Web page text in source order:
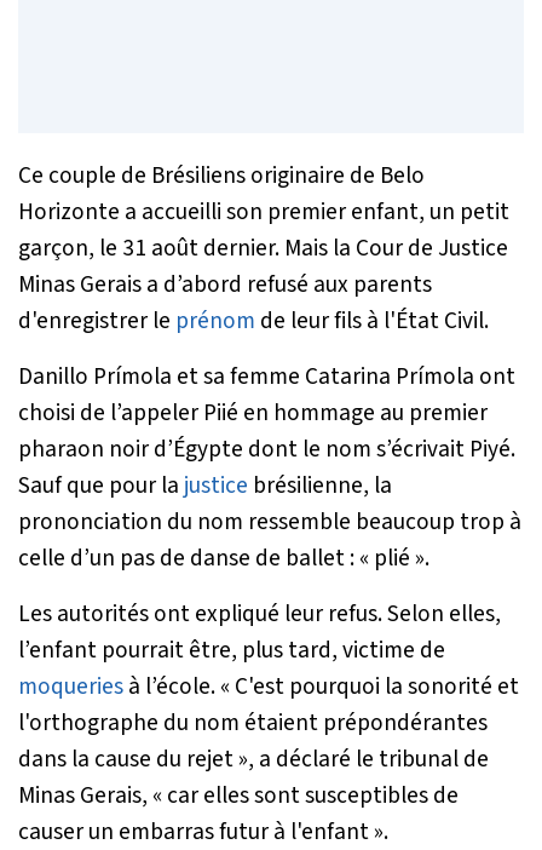
Ce couple de Brésiliens originaire de Belo
Horizonte a accueilli son premier enfant, un petit
garçon, le 31 août dernier. Mais la Cour de Justice
Minas Gerais a d’abord refusé aux parents
d'enregistrer le prénom de leur fils à l'État Civil.
Danillo Prímola et sa femme Catarina Prímola ont
choisi de l’appeler Piié en hommage au premier
pharaon noir d’Égypte dont le nom s’écrivait Piyé.
Sauf que pour la justice brésilienne, la
prononciation du nom ressemble beaucoup trop à
celle d’un pas de danse de ballet : « plié ».
Les autorités ont expliqué leur refus. Selon elles,
l’enfant pourrait être, plus tard, victime de
moqueriesà l’école. « C'est pourquoi la sonorité et
l'orthographe du nom étaient prépondérantes
dans la cause du rejet», a déclaré le tribunal de
Minas Gerais, « car elles sont susceptibles de
causer un embarras futur à l'enfant».